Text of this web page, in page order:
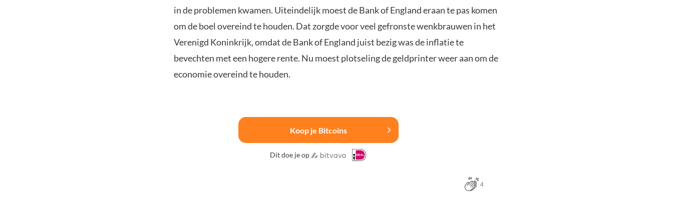
in de problemen kwamen. Uiteindelijk moest de Bank of England eraan te pas komen
om de boel overeind te houden. Dat zorgde voor veel gefronste wenkbrauwen in het
Verenigd Koninkrijk, omdat de Bank of England juist bezig was de inflatie te
bevechten met een hogere rente. Nu moest plotseling de geldprinter weer aan om de
economie overeind te houden.
Koop je Bitcoins
Dit doe je op
4